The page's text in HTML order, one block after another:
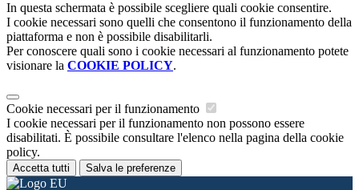
In questa schermata è possibile scegliere quali cookie consentire.
I cookie necessari sono quelli che consentono il funzionamento della
piattaforma e non è possibile disabilitarli.
Per conoscere quali sono i cookie necessari al funzionamento potete
visionare la COOKIE POLICY.
Cookie necessari per il funzionamento
I cookie necessari per il funzionamento non possono essere
disabilitati. È possibile consultare l'elenco nella pagina della cookie
policy.
Accetta tutti Salva le preferenze